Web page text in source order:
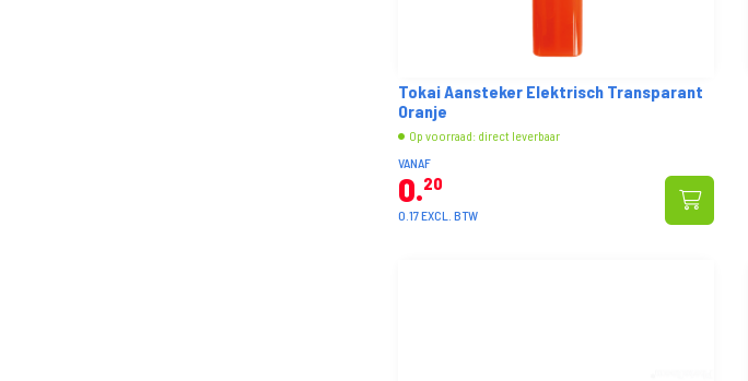
Tokai Aansteker Elektrisch Transparant
Oranje
Op voorraad: direct leverbaar
VANAF
0 20
0.17 EXCL. BTW